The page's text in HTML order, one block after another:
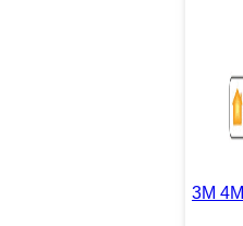
מתג חכם לתריס ו2 תאורות לבן 3M 4M